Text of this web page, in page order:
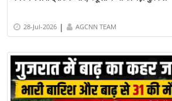
28-Jul-2026 | AGCNN TEAM